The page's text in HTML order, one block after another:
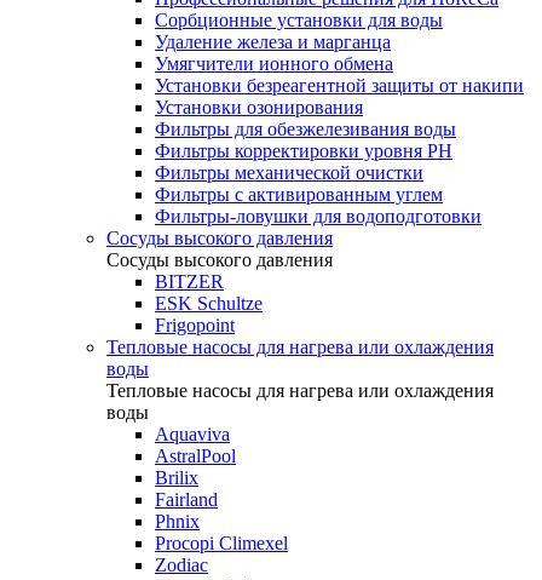
Сорбционные установки для воды
Удаление железа и марганца
Умягчители ионного обмена
Установки безреагентной защиты от накипи
Установки озонирования
Фильтры для обезжелезивания воды
Фильтры корректировки уровня PH
Фильтры механической очистки
Фильтры с активированным углем
Фильтры-ловушки для водоподготовки
Сосуды высокого давления
Сосуды высокого давления
BITZER
ESK Schultze
Frigopoint
Тепловые насосы для нагрева или охлаждения
воды
Тепловые насосы для нагрева или охлаждения
воды
Aquaviva
AstralPool
Brilix
Fairland
Phnix
Procopi Climexel
Zodiac